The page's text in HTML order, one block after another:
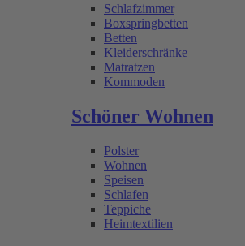
Schlafzimmer
Boxspringbetten
Betten
Kleiderschränke
Matratzen
Kommoden
Schöner Wohnen
Polster
Wohnen
Speisen
Schlafen
Teppiche
Heimtextilien